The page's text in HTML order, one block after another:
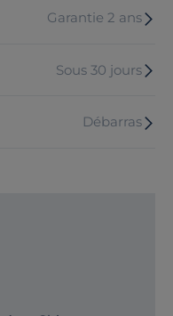
Garantie 2 ans
Sous 30 jours
Débarras